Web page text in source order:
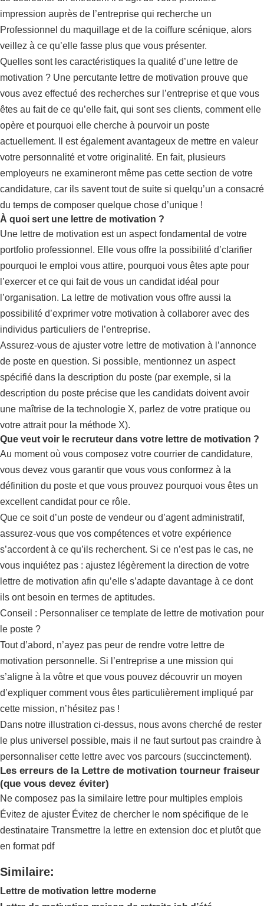
impression auprès de l’entreprise qui recherche un
Professionnel du maquillage et de la coiffure scénique, alors
veillez à ce qu’elle fasse plus que vous présenter.
Quelles sont les caractéristiques la qualité d’une lettre de
motivation ? Une percutante lettre de motivation prouve que
vous avez effectué des recherches sur l’entreprise et que vous
êtes au fait de ce qu’elle fait, qui sont ses clients, comment elle
opère et pourquoi elle cherche à pourvoir un poste
actuellement. Il est également avantageux de mettre en valeur
votre personnalité et votre originalité. En fait, plusieurs
employeurs ne examineront même pas cette section de votre
candidature, car ils savent tout de suite si quelqu’un a consacré
du temps de composer quelque chose d’unique !
À quoi sert une lettre de motivation ?
Une lettre de motivation est un aspect fondamental de votre
portfolio professionnel. Elle vous offre la possibilité d’clarifier
pourquoi le emploi vous attire, pourquoi vous êtes apte pour
l’exercer et ce qui fait de vous un candidat idéal pour
l’organisation. La lettre de motivation vous offre aussi la
possibilité d’exprimer votre motivation à collaborer avec des
individus particuliers de l’entreprise.
Assurez-vous de ajuster votre lettre de motivation à l’annonce
de poste en question. Si possible, mentionnez un aspect
spécifié dans la description du poste (par exemple, si la
description du poste précise que les candidats doivent avoir
une maîtrise de la technologie X, parlez de votre pratique ou
votre attrait pour la méthode X).
Que veut voir le recruteur dans votre lettre de motivation ?
Au moment où vous composez votre courrier de candidature,
vous devez vous garantir que vous vous conformez à la
définition du poste et que vous prouvez pourquoi vous êtes un
excellent candidat pour ce rôle.
Que ce soit d’un poste de vendeur ou d’agent administratif,
assurez-vous que vos compétences et votre expérience
s’accordent à ce qu’ils recherchent. Si ce n’est pas le cas, ne
vous inquiétez pas : ajustez légèrement la direction de votre
lettre de motivation afin qu’elle s’adapte davantage à ce dont
ils ont besoin en termes de aptitudes.
Conseil : Personnaliser ce template de lettre de motivation pour
le poste ?
Tout d’abord, n’ayez pas peur de rendre votre lettre de
motivation personnelle. Si l’entreprise a une mission qui
s’aligne à la vôtre et que vous pouvez découvrir un moyen
d’expliquer comment vous êtes particulièrement impliqué par
cette mission, n’hésitez pas !
Dans notre illustration ci-dessus, nous avons cherché de rester
le plus universel possible, mais il ne faut surtout pas craindre à
personnaliser cette lettre avec vos parcours (succinctement).
Les erreurs de la Lettre de motivation tourneur fraiseur
(que vous devez éviter)
Ne composez pas la similaire lettre pour multiples emplois
Évitez de ajuster Évitez de chercher le nom spécifique de le
destinataire Transmettre la lettre en extension doc et plutôt que
en format pdf
Similaire:
Lettre de motivation lettre moderne